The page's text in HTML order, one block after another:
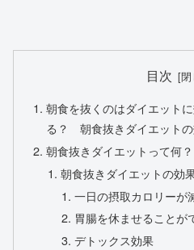
目次
朝食を抜くのはダイエット
る？ 朝食抜きダイエット
朝食抜きダイエットって何
朝食抜きダイエットの効
一日の摂取カロリーが
胃腸を休ませることが
デトックス効果